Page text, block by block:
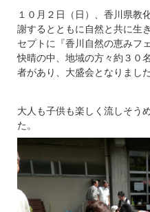
１０月２日（日）、香川県教
謝するとともに自然と共に生
セプトに『香川自然の恵みフ
快晴の中、地域の方々約３０
者があり、大盛会となりました
大人も子供も楽しく流しそう
た。